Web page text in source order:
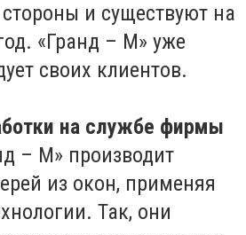
и существуют на
«Гранд – М» уже
своих клиентов.
на службе фирмы
– М» производит
из окон, применяя
Так, они